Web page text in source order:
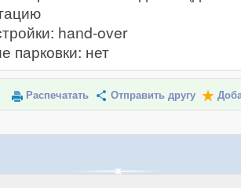
hand-over
парковки: нет
Распечатать Отправить другу